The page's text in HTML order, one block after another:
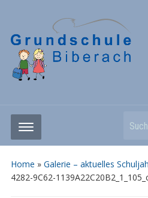
Home » Galerie – aktuelles
4282-9C62-